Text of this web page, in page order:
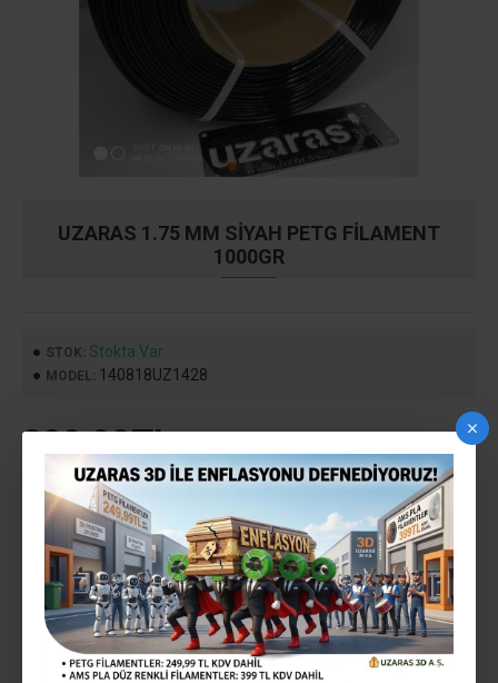
UZARAS 1.75 MM SIYAH PETG FILAMENT
1000GR
STOK: Stokta Var
MODEL: 140818UZ1428
299,99TL
Vergiler Hariç: 249,99TL
Mevcut Seçenekler:
Teslim Tarihi